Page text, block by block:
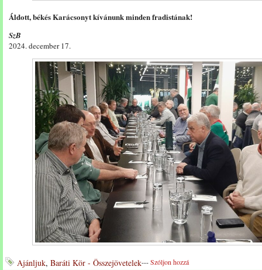
Áldott, békés Karácsonyt kívánunk minden fradistának!
SzB
2024. december 17.
Ajánljuk, Baráti Kör - Összejövetelek---Szóljon hozzá